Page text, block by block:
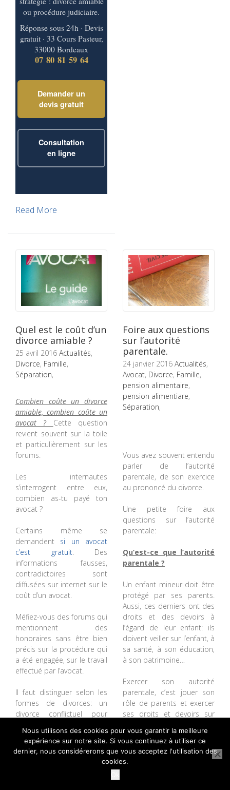
ou procédure judiciaire.
Réponse sous 24h · Devis
gratuit · 33 Cours Pasteur,
33000 Bordeaux
07 80 81 59 64
Demander un
devis gratuit
Consultation
en ligne
Read More
Quel est le coût d’un
divorce amiable ?
25 avril 2016 Actualités,
Divorce, Famille,
Séparation,
Combien coûte un divorce
amiable, combien coûte un
avocat ? Cette question
revient souvent sur la toile
et particulièrement sur les
forums.
Les internautes
s’interrogent entre eux,
combien as-tu payé ton
avocat ?
Certains même se
demandent si un avocat
c’est gratuit. Des
informations fausses,
contradictoires sont
diffusées sur internet sur le
coût d’un avocat.
Méfiez-vous des forums qui
mentionnent des
honoraires sans être bien
précis sur la procédure qui
a été engagée, sur le travail
effectué par l’avocat.
Il faut distinguer selon les
formes de divorces: un
divorce conflictuel pour
divorce amiable, c’est une
évidence qu’il est bon de
rappeler.
Foire aux questions
sur l’autorité
parentale.
24 janvier 2016 Actualités,
Avocat, Divorce, Famille,
pension alimentaire,
pension alimentiare,
Séparation,
Vous avez souvent entendu
parler de l’autorité
parentale, de son exercice
au prononcé du divorce.
Une petite foire aux
questions sur l’autorité
parentale:
Qu’est-ce que l’autorité
parentale ?
Un enfant mineur doit être
protégé par ses parents.
Aussi, ces derniers ont des
droits et des devoirs à
l’égard de leur enfant: ils
doivent veiller sur l’enfant, à
sa santé, à son éducation,
à son patrimoine…
Exercer son autorité
parentale, c’est jouer son
rôle de parents et exercer
ses droits et devoirs sur
Le Code civil définit
l’autorité parentale à
l’article 371:
Nous utilisons des cookies pour vous garantir la meilleure
expérience sur notre site. Si vous continuez à utiliser ce
dernier, nous considérerons que vous acceptez l'utilisation des
cookies.